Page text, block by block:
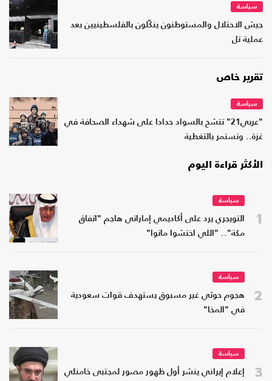
سياسة
جيش الاحتلال والمستوطنون ينكّلون بالفلسطينيين بعد
عملية تل
تقرير خاص
سياسة
"عربي21" تتشح بالسواد حدادا على شهداء الصحافة في
غزة.. وتستمر بالتغطية
الأكثر قراءة اليوم
1
سياسة
التويجري يرد على أكاديمي إماراتي هاجم "اتفاق
مكة".. "اللي اختشوا ماتوا"
2
سياسة
هجوم حوثي غير مسبوق يستهدف قوات سعودية
في "المخا"
3
سياسة
إعلام إيراني ينشر أول ظهور مصور لمجتبى خامنئي